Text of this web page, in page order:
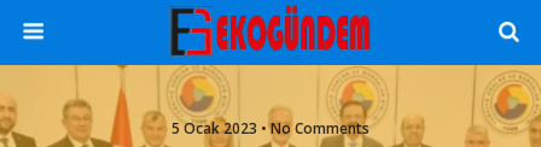
5 Ocak 2023 • No Comments